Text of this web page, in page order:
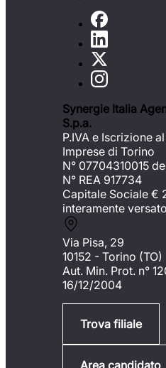
Synergie Italia
S.p.a.
P.IVA e Iscrizione
Imprese di Torino
N° 07704310015
N° REA 917734
Capitale Sociale €
interamente versato
Via Pisa, 29
10152 - Torino (TO)
Aut. Min. Prot. n°
16/12/2004
Trova filiale
Area candidato